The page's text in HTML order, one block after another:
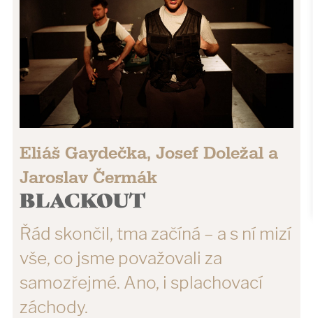
Eliáš Gaydečka, Josef Doležal a
Jaroslav Čermák
BLACKOUT
Řád skončil, tma začíná – a s ní mizí
vše, co jsme považovali za
samozřejmé. Ano, i splachovací
záchody.